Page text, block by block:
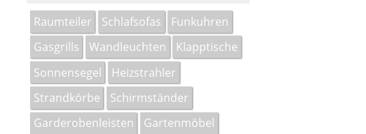
Raumteiler Schlafsofas
Funkuhren
Gasgrills
Wandleuchten
Klapptische
Sonnensegel
Heizstrahler
Strandkörbe
Schirmständer
Garderobenleisten
Gartenmöbel